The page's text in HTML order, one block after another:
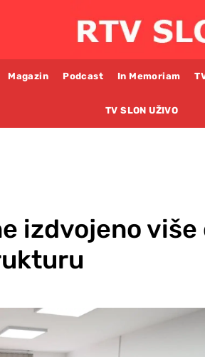
Magazin Podcast In Memoriam
TV SLON UŽIVO
izdvojeno više